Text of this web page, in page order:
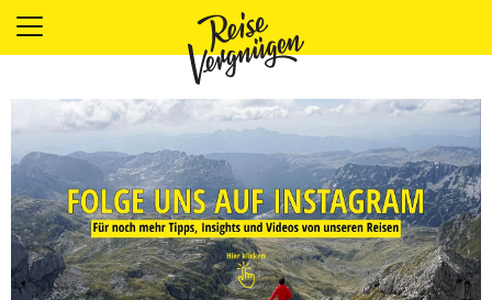
LÄNDER
UNTERKÜNFTE
FOOD
PLANUNG
OUTDOOR